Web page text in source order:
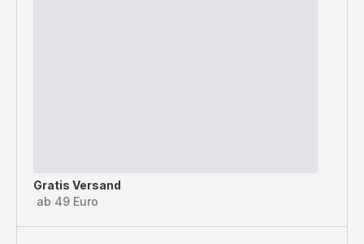
Gratis Versand
ab 49 Euro